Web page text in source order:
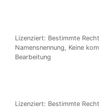
Lizen­ziert: Bestimm­te
Namens­nen­nung, Kei­ne
Bearbeitung
Lizen­ziert: Bestimm­te